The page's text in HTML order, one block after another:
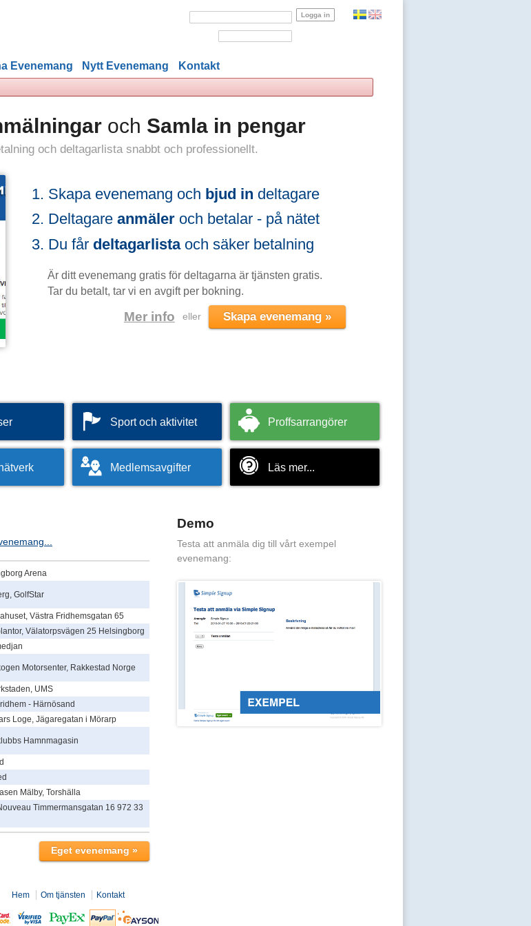
Evenemang Nytt Evenemang Kontakt
och Samla in pengar
och deltagarlista snabbt och professionellt.
Skapa evenemang och bjud in deltagare
Deltagare anmäleroch betalar - på nätet
Du får deltagarlistaoch säker betalning
Är ditt evenemang gratis för deltagarna är tjänsten gratis.
Tar du betalt, tar vi en avgift per bokning.
Mer info eller
Sport och aktivitet Proffsarrangörer
Medlemsavgifter Läs mer...
Arena
GolfStar
Västra Fridhemsgatan 65
Välatorpsvägen 25 Helsingborg
Motorsenter, Rakkestad Norge
UMS
- Härnösand
Loge, Jägaregatan i Mörarp
Hamnmagasin
Mälby, Torshälla
Timmermansgatan 16 972 33
Demo
Testa att anmäla dig till vårt exempel
evenemang:
Hem Om tjänsten Kontakt